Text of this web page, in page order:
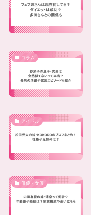
コラム
アイドル
俳優・女優